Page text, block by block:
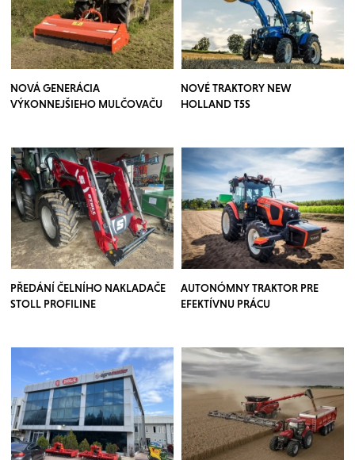
NOVÁ GENERÁCIA
VÝKONNEJŠIEHO MULČOVAČU
NOVÉ TRAKTORY NEW
HOLLAND T5S
PŘEDÁNÍ ČELNÍHO NAKLADAČE
STOLL PROFILINE
AUTONÓMNY TRAKTOR PRE
EFEKTÍVNU PRÁCU